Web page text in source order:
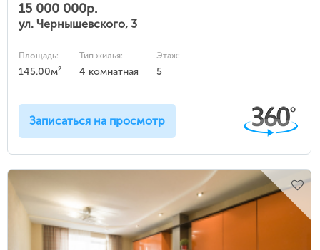
15 000 000р.
ул. Чернышевского, 3
Площадь:
145.00м2
Тип жилья:
4 комнатная
Этаж:
5
Записаться на просмотр